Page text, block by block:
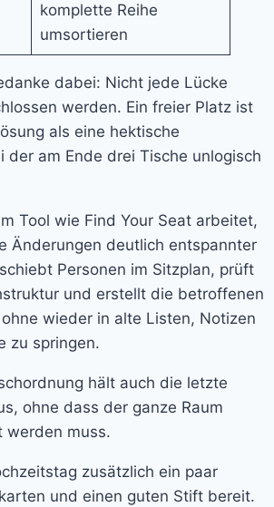
komplette Reihe
umsortieren
dabei: Nicht jede Lücke
werden. Ein freier Platz ist
als eine hektische
der am Ende drei Tische unlogisch
Tool wie Find Your Seat arbeitet,
Änderungen deutlich entspannter
Personen im Sitzplan, prüft
und erstellt die betroffenen
wieder in alte Listen, Notizen
zu springen.
hält auch die letzte
ohne dass der ganze Raum
werden muss.
zusätzlich ein paar
und einen guten Stift bereit.